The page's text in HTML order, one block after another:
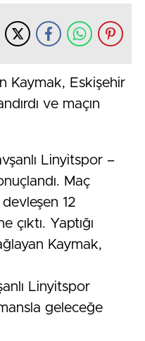
Kaymak, Eskişehir
ve maçın
Linyitspor –
Maç
12
çıktı. Yaptığı
Kaymak,
Linyitspor
geleceğe